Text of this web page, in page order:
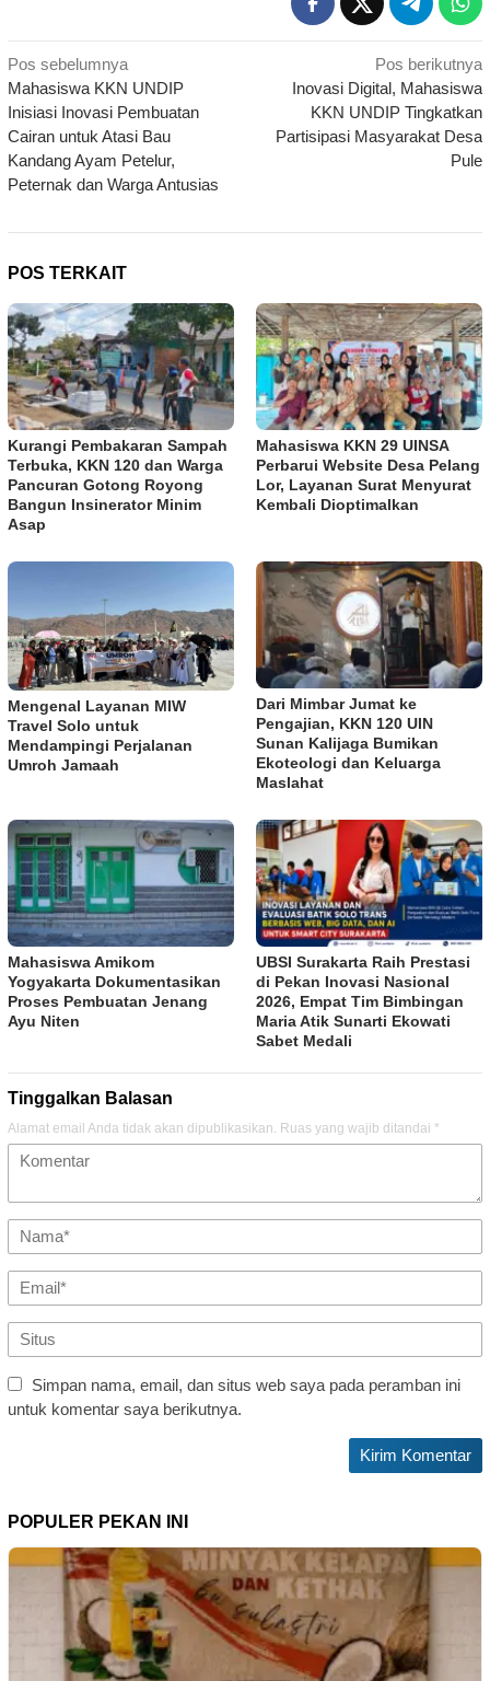
Navigasi
pos
Pos sebelumnya
Mahasiswa KKN UNDIP
Inisiasi Inovasi Pembuatan
Cairan untuk Atasi Bau
Kandang Ayam Petelur,
Peternak dan Warga Antusias
Pos berikutnya
Inovasi Digital, Mahasiswa
KKN UNDIP Tingkatkan
Partisipasi Masyarakat Desa
Pule
POS TERKAIT
Kurangi Pembakaran Sampah
Terbuka, KKN 120 dan Warga
Pancuran Gotong Royong
Bangun Insinerator Minim
Asap
Mahasiswa KKN 29 UINSA
Perbarui Website Desa Pelang
Lor, Layanan Surat Menyurat
Kembali Dioptimalkan
Mengenal Layanan MIW
Travel Solo untuk
Mendampingi Perjalanan
Umroh Jamaah
Dari Mimbar Jumat ke
Pengajian, KKN 120 UIN
Sunan Kalijaga Bumikan
Ekoteologi dan Keluarga
Maslahat
Mahasiswa Amikom
Yogyakarta Dokumentasikan
Proses Pembuatan Jenang
Ayu Niten
UBSI Surakarta Raih Prestasi
di Pekan Inovasi Nasional
2026, Empat Tim Bimbingan
Maria Atik Sunarti Ekowati
Sabet Medali
Tinggalkan Balasan
Alamat email Anda tidak akan dipublikasikan. Ruas yang wajib ditandai *
Simpan nama, email, dan situs web saya pada peramban ini
untuk komentar saya berikutnya.
POPULER PEKAN INI